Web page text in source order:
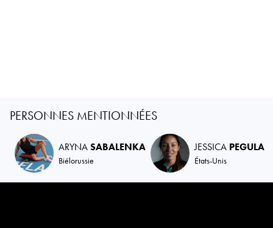
PERSONNES MENTIONNÉES
ARYNASABALENKA
Biélorussie
JESSICA PEGULA
États-Unis